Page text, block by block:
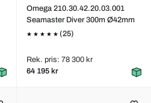
Omega 210.30.42.20.03.001
Seamaster Diver 300m Ø42mm
(25)
Rek. pris: 78 300 kr
64 195 kr